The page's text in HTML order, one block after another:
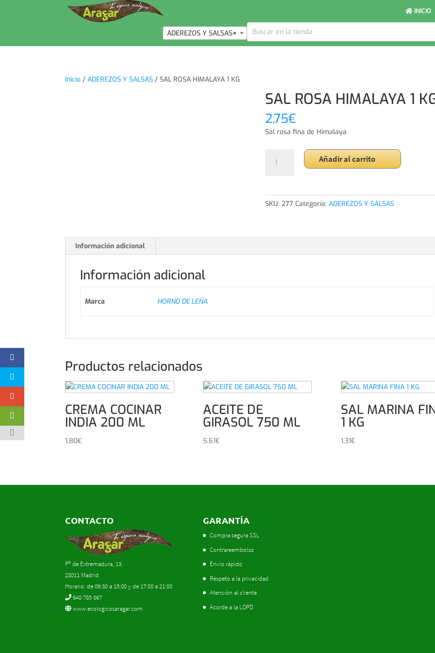
INICIO
×
ADEREZOS Y SALSAS
Inicio /ADEREZOS Y SALSAS / SAL ROSA HIMALAYA 1 KG
SAL ROSA HIMALAYA 1
2,75€
Sal rosa fina de Himalaya
ROSA
KG
Añadir al carrito
SKU:277 Categoría:ADEREZOS Y SALSAS
Información adicional
Información adicional
Marca HORNO DE LEÑA
Productos relacionados
CREMA COCINAR
INDIA 200 ML
1,80€
ACEITE DE
GIRASOL 750 ML
5,61€
SAL MARINA
1 KG
1,31€
CONTACTO
Pº de Extremadura, 13.
28011 Madrid.
Horario: de 09:30 a 15:00 y de 17:00 a 21:00
640 785 867
www.ecologicosaragar.com
GARANTÍA
Compra segura SSL
Contrareembolso
Envío rápido
Respeto a la privacidad
Atención al cliente
Acorde a la LOPD